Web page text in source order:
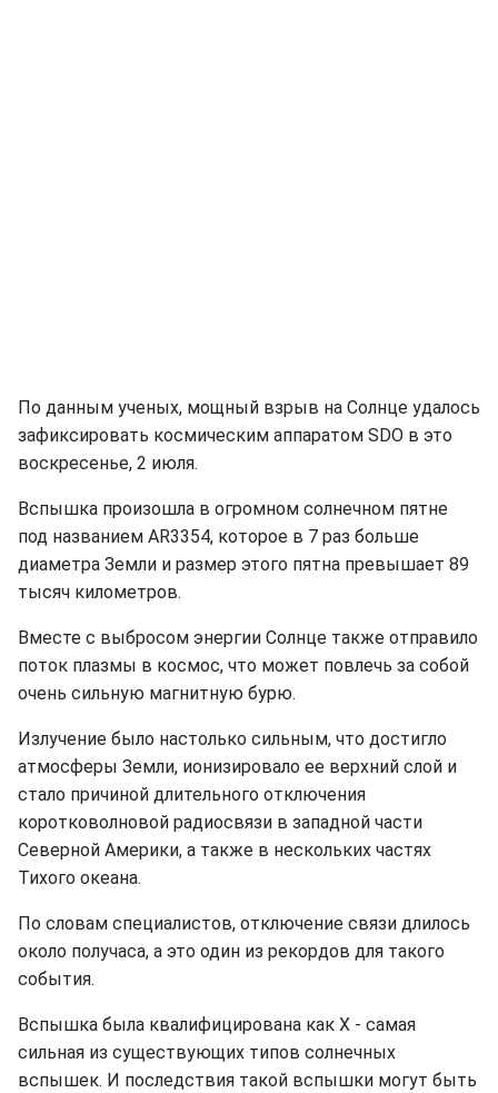
По данным ученых, мощный взрыв на Солнце удалось
зафиксировать космическим аппаратом SDO в это
воскресенье, 2 июля.
Вспышка произошла в огромном солнечном пятне
под названием AR3354, которое в 7 раз больше
диаметра Земли и размер этого пятна превышает 89
тысяч километров.
Вместе с выбросом энергии Солнце также отправило
поток плазмы в космос, что может повлечь за собой
очень сильную магнитную бурю.
Излучение было настолько сильным, что достигло
атмосферы Земли, ионизировало ее верхний слой и
стало причиной длительного отключения
коротковолновой радиосвязи в западной части
Северной Америки, а также в нескольких частях
Тихого океана.
По словам специалистов, отключение связи длилось
около получаса, а это один из рекордов для такого
события.
Вспышка была квалифицирована как Х - самая
сильная из существующих типов солнечных
вспышек. И последствия такой вспышки могут быть